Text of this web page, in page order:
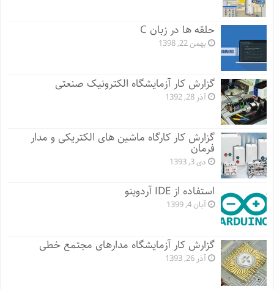
حلقه ها در زبان C
بهمن 22, 1398
گزارش کار آزمایشگاه الکترونیک صنعتی
آذر 28, 1392
گزارش کار کارگاه ماشین های الکتریکی و مدار
فرمان
دی 3, 1393
استفاده از IDE آردوینو
آبان 4, 1399
گزارش کار آزمایشگاه مدارهای مجتمع خطی
آذر 26, 1393